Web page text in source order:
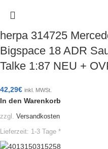
herpa 314725
Bigspace 18 ADR
Talke 1:87 NEU +
42,29€ inkl. MWSt.
In den Warenkorb
zzgl. Versandkosten
Lieferzeit: 1-3 Tage *